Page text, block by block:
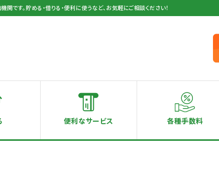
す。貯める・借りる・便利に使うなど、お気軽にご相談ください！
便利なサービス 各種手数料